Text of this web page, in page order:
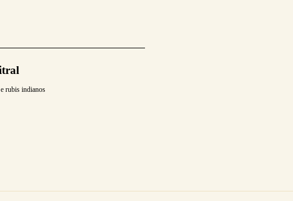
rubis indianos